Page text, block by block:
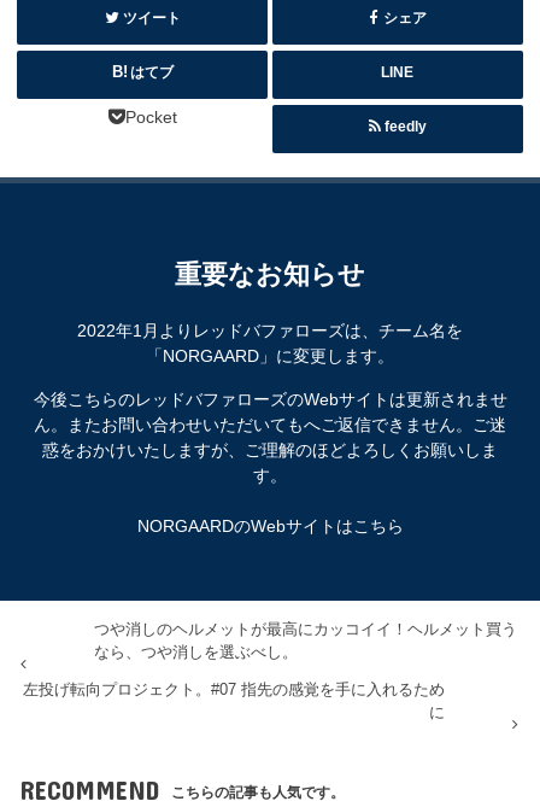
ツイート シェア
はてブ LINE
Pocket feedly
重要なお知らせ
2022年1月よりレッドバファローズは、チーム名を
「NORGAARD」に変更します。
今後こちらのレッドバファローズのWebサイトは更新されませ
ん。またお問い合わせいただいてもへご返信できません。ご迷
惑をおかけいたしますが、ご理解のほどよろしくお願いしま
す。
NORGAARDのWebサイトはこちら
つや消しのヘルメットが最高にカッコイイ！ヘルメット買う
なら、つや消しを選ぶべし。
左投げ転向プロジェクト。#07 指先の感覚を手に入れるため
に
RECOMMEND こちらの記事も人気です。